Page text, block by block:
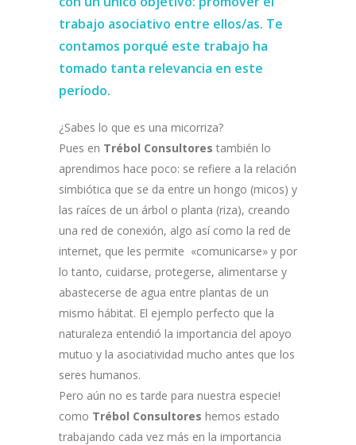
trabajo asociativo entre ellos/as. Te
contamos porqué este trabajo ha
tomado tanta relevancia en este
período.
¿Sabes lo que es una micorriza?
Pues en Trébol Consultores también lo
aprendimos hace poco: se refiere a la relación
simbiótica que se da entre un hongo (micos) y
las raíces de un árbol o planta (riza), creando
una red de conexión, algo así como la red de
internet, que les permite «comunicarse» y por
lo tanto, cuidarse, protegerse, alimentarse y
abastecerse de agua entre plantas de un
mismo hábitat. El ejemplo perfecto que la
naturaleza entendió la importancia del apoyo
mutuo y la asociatividad mucho antes que los
seres humanos.
Pero aún no es tarde para nuestra especie!
como Trébol Consultores hemos estado
trabajando cada vez más en la importancia